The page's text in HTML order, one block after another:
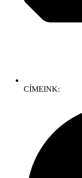
CÍMEINK: